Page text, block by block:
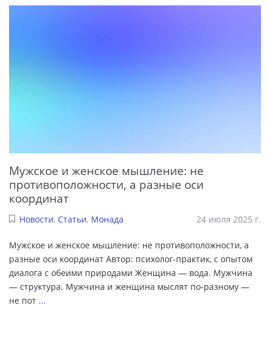
Мужское и женское мышление: не
противоположности, а разные оси
координат
Новости, Статьи, Монада 24 июля 2025 г.
Мужское и женское мышление: не противоположности, а
разные оси координат Автор: психолог-практик, с опытом
диалога с обеими природами Женщина — вода. Мужчина
— структура. Мужчина и женщина мыслят по-разному —
не пот ...